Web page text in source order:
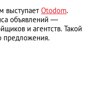
выступает Otodom.
объявлений ―
и агентств. Такой
предложения.